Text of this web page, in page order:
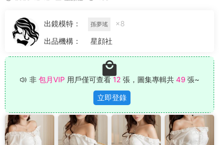
出鏡模特： 孫夢瑤
×8
出品機構：
星顔社
非 包月VIP 用戶僅可查看 12 張，圖集專輯共 49 張~
立即登錄